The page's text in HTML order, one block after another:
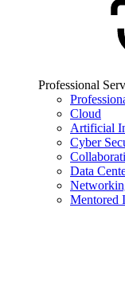
Professional
Cloud
Artificial
Cyber
Data
Mentored